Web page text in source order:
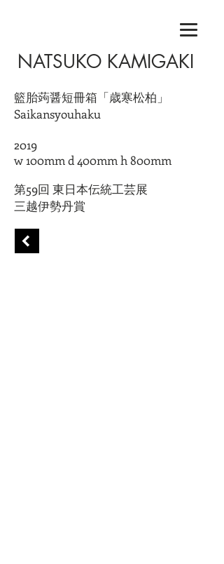
NATSUKO KAMIGAKI
籃胎蒟醤短冊箱「歳寒松柏」
Saikansyouhaku
2019
w 100mm d 400mm h 800mm
第59回 東日本伝統工芸展
三越伊勢丹賞